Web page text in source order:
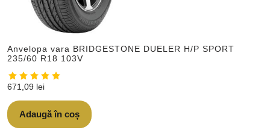
Anvelopa vara BRIDGESTONE DUELER H/P SPORT
235/60 R18 103V
671,09 lei
Adaugă în coș